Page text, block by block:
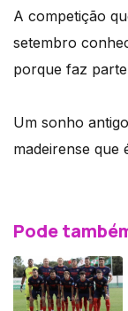
A competição
setembro
porque faz
Um sonho
madeirense que
Pode